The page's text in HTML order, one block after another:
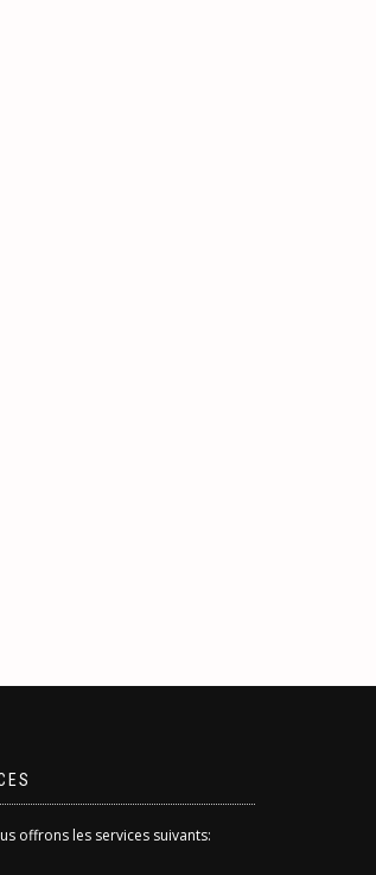
offrons les services suivants: